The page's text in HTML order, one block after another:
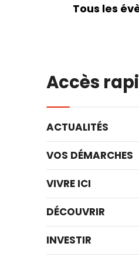
Tous les
Accès
ACTUALITÉS
VOS DÉMARCHES
VIVRE ICI
DÉCOUVRIR
INVESTIR